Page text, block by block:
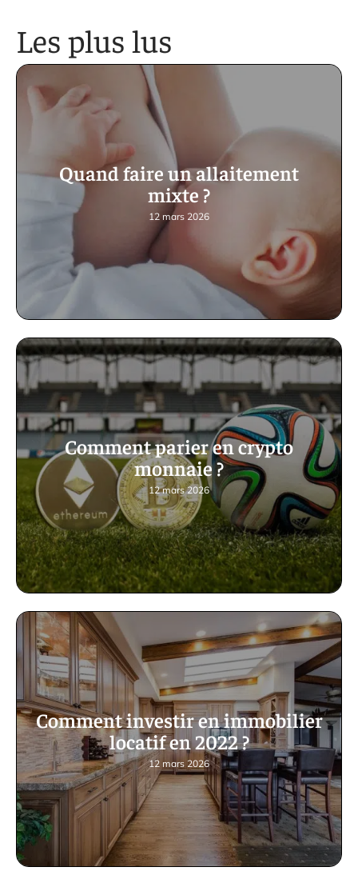
Les plus lus
Quand faire un allaitement
mixte ?
12 mars 2026
Comment parier en crypto
monnaie ?
12 mars 2026
Comment investir en immobilier
locatif en 2022 ?
12 mars 2026